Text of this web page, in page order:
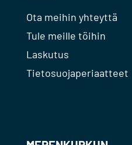
Ota meihin yhteyttä
Tule meille töihin
Laskutus
Tietosuojaperiaatteet